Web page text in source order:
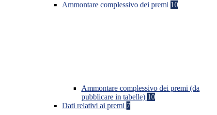
Ammontare complessivo dei premi 10
Ammontare complessivo dei premi (da
pubblicare in tabelle) 10
Dati relativi ai premi 7